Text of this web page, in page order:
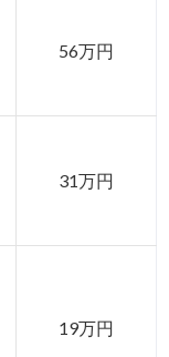
56万円
31万円
19万円